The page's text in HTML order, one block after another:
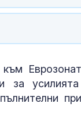
за